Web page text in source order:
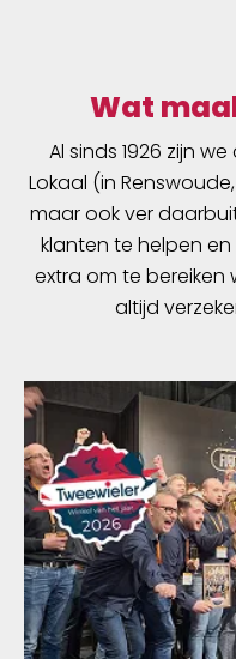
Wat
Al sinds 1926 zijn
Lokaal (in
maar ook ver
klanten te helpen
extra om te bereiken
altijd